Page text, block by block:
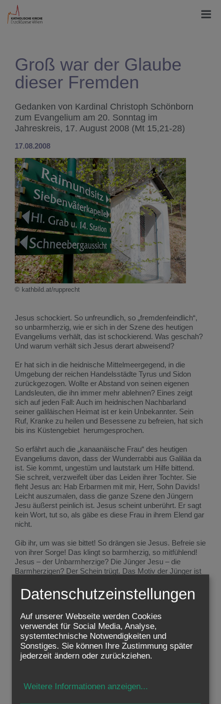
Groß war der Glaube
dieser Fremden
Gedanken von Kardinal Christoph Schönborn
zum Evangelium am 20. Sonntag im
Jahreskreis, 17. August 2008 (Mt 15,21-28)
17.08.2008
© kathbild.at/rupprecht
Jesus schockiert. So unfreundlich, so „fremdenfeindlich“,
so unbarmherzig, wie er sich in der Szene des heutigen
Evangeliums verhält, das ist schockierend. Was geschah?
Und warum verhält sich Jesus derart abweisend?
Er hat sich in die heidnische Mittelmeergegend, in die
Umgebung der reichen Handelsstädte Tyrus und Sidon
zurückgezogen. Wollte er Abstand von seinen eigenen
Landsleuten, die ihn immer mehr ablehnen? Eines zeigt
sich auf jeden Fall: Auch im heidnischen Nachbarland
seiner galiläischen Heimat ist er kein Unbekannter. Sein
Ruf, Kranke zu heilen und Besessene zu befreien, hat sich
bis ins Küstengebiet herumgesprochen.
So erfährt auch die „kanaanäische Frau“ des heutigen
Evangeliums davon, dass der Wunderrabbi aus Galiläa da
ist. Sie kommt, ungestüm und lautstark um Hilfe bittend.
Sie schreit, verzweifelt über das Leiden ihrer Tochter. Sie
fleht Jesus an: Hab Erbarmen mit mir, Herr, Sohn Davids!
Leicht auszumalen, dass die ganze Szene den Jüngern
Jesu äußerst peinlich ist. Jesus scheint unberührt. Er sagt
kein Wort, tut so, als gäbe es diese Frau in ihrem Elend gar
nicht.
Gib ihr, um was sie bittet! So drängen sie Jesus. Befreie sie
von ihrer Sorge! Das klingt so barmherzig, so mitfühlend!
Jesus – der Unbarmherzige? Die Jünger Jesu – die
Barmherzigen? Der Schein trügt. Das Motiv der Jünger ist
Jüngern einfach peinlich, unangenehm, lästig! Diese Frau
stört. Speise sie ab! Schick sie weg! Gib ihr endlich, worum
lässt!
Diese Art von „Barmherzigkeit“ kennen wir alle: Die
Mutter, die dem Kind dann doch das Eis kauft, nur damit es
Ruhe gibt. Nachgeben, nur um keine Schwierigkeiten zu
bekommen. In Zeiten des Wahlkampfes die Versuchung
Evangeliums „billiger“ zu machen, „damit die Leute nicht
Datenschutzeinstellungen
Auf unserer Webseite werden Cookies
verwendet für Social Media, Analyse,
systemtechnische Notwendigkeiten und
Sonstiges. Sie können Ihre Zustimmung später
jederzeit ändern oder zurückziehen.
Weitere Informationen anzeigen...